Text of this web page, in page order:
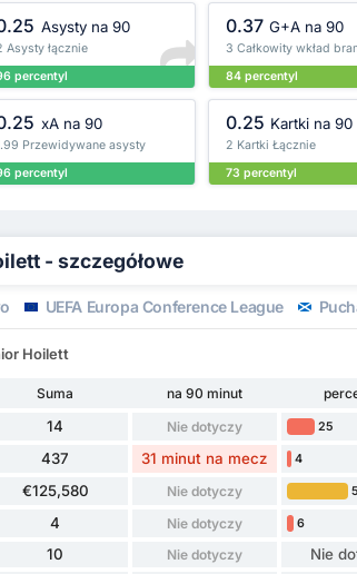
Asysty na 90
Asysty łącznie
percentyl
0.37 G+A na 90
3 Całkowity wkład
84 percentyl
xA na 90
Przewidywane asysty
percentyl
0.25 Kartki na 90
2 Kartki Łącznie
73 percentyl
- szczegółowe
UEFA Europa Conference League
Hoilett
Suma na 90 minut
14 Nie dotyczy 25
437 31 minut na mecz 4
€125,580 Nie dotyczy
4 Nie dotyczy 6
10 Nie dotyczy Nie